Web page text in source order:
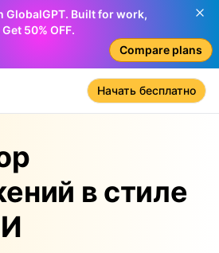
GlobalGPT. Built for work,
50% OFF.
Compare plans
Начать бесплатно
в стиле